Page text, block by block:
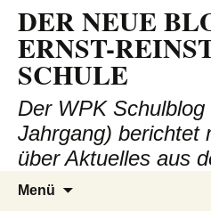
DER NEUE
ERNST-
SCHULE
Der WPK Schulblog
Jahrgang) berichtet
über Aktuelles aus
Menü